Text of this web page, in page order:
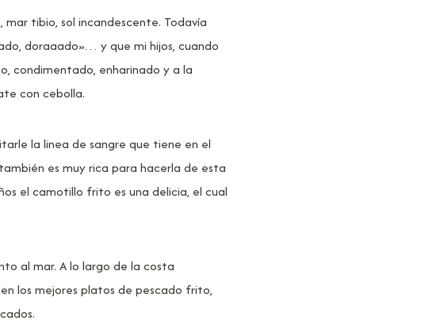
mar tibio, sol incandescente. Todavía
doraaado»… y que mi hijos, cuando
condimentado, enharinado y a la
con cebolla.
la linea de sangre que tiene en el
es muy rica para hacerla de esta
el camotillo frito es una delicia, el cual
al mar. A lo largo de la costa
los mejores platos de pescado frito,